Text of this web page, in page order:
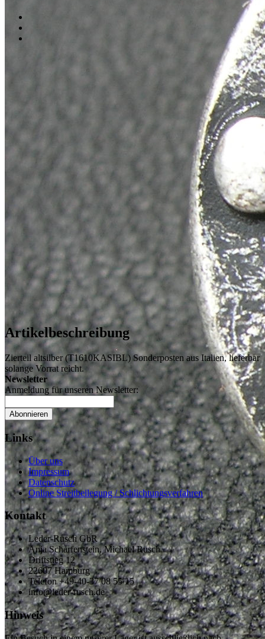
Artikelbeschreibung
Zierteil altsilber (T1610KASIBL) Sonderposten aus Italien, lieferbar
solange Vorrat reicht.
Newsletter
Anmeldung für unseren Newsletter:
Abonnieren
Links
Über uns
Impressum
Datenschutz
Online Streitbeilegung / Schlichtungsverfahren
Kontakt
Leder-Rusch GbR
Anja Scharfenstein, Michael Rusch
Driftstieg 12
22607 Hamburg
Telefon +49-40-37 08 55 15
info@leder-rusch.de
Hinweis